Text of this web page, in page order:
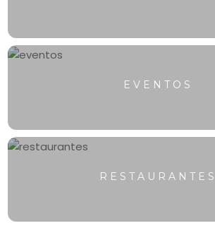
EVENTOS
RESTAURANTES